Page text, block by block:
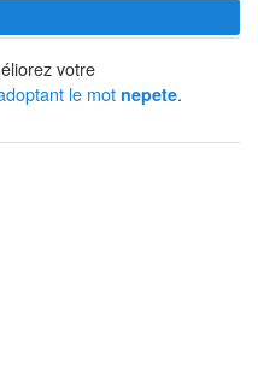
votre
le mot nepete.